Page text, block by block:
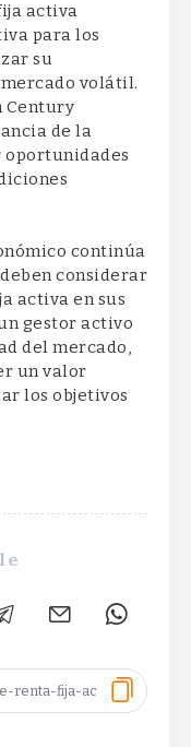
activa
para los
su
volátil.
Century
de la
continúa
considerar
activa en sus
gestor activo
del mercado,
un valor
los objetivos